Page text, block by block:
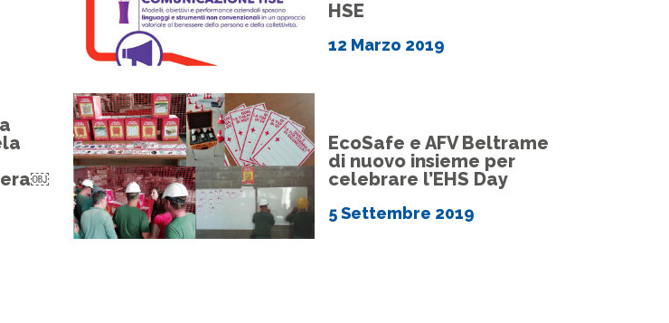
HSE
12 Marzo 2019
EcoSafe e AFV Beltrame
di nuovo insieme per
celebrare l’EHS Day
5 Settembre 2019